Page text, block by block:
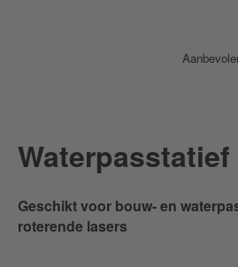
Waterpasstatief
Geschikt voor bouw- en
roterende lasers